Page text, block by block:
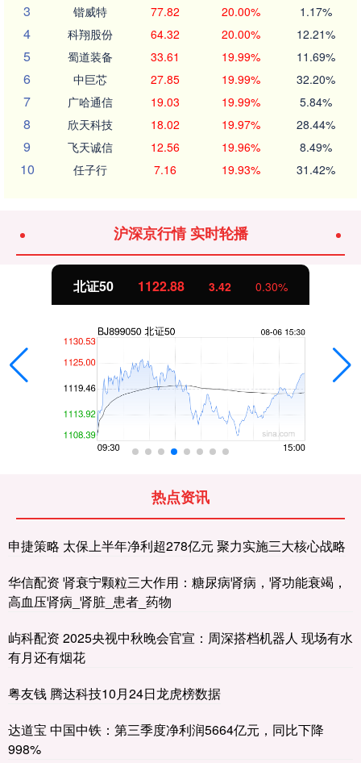
3 锴威特 77.82 20.00% 1.17%
4 科翔股份 64.32 20.00% 12.21%
5 蜀道装备 33.61 19.99% 11.69%
6 中巨芯 27.85 19.99% 32.20%
7 广哈通信 19.03 19.99% 5.84%
8 欣天科技 18.02 19.97% 28.44%
9 飞天诚信 12.56 19.96% 8.49%
10 任子行 7.16 19.93% 31.42%
沪深京行情 实时轮播
北证50 1122.88 3.42 0.30%
热点资讯
申捷策略 太保上半年净利超278亿元 聚力实施三大核心战略
华信配资 肾衰宁颗粒三大作用：糖尿病肾病，肾功能衰竭，
高血压肾病_肾脏_患者_药物
屿科配资 2025央视中秋晚会官宣：周深搭档机器人 现场有水
有月还有烟花
粤友钱 腾达科技10月24日龙虎榜数据
达道宝 中国中铁：第三季度净利润5664亿元，同比下降
998%